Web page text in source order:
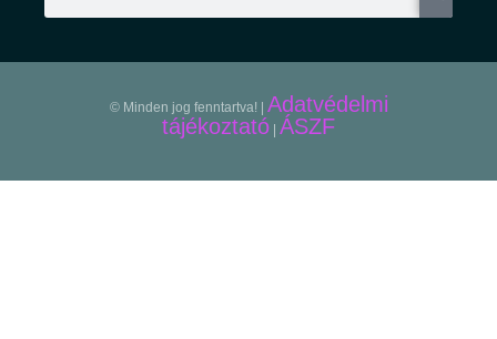
© Minden jog fenntartva! | Adatvédelmi
tájékoztató ÁSZF